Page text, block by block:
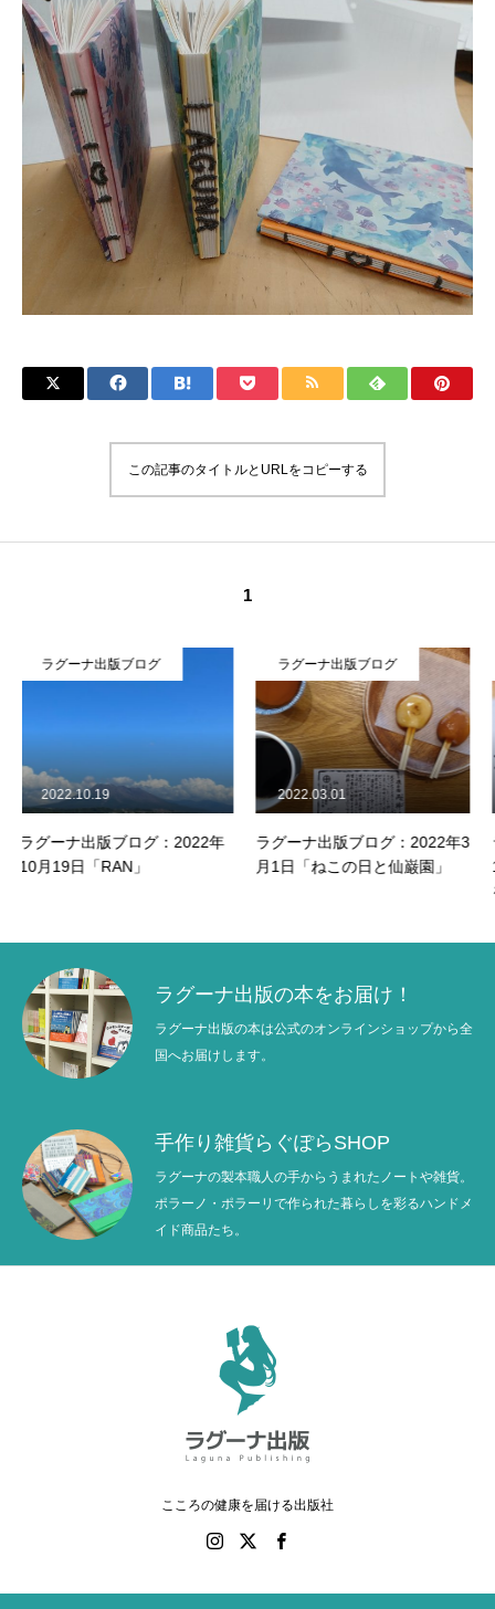
アクセス
個人情報保護方針
この記事のタイトルとURLをコピーする
1
年
ラグーナ出版ブログ
ラグーナ出版ブログ：2022年3
月1日「ねこの日と仙巌園」
2022.03.01
ラグーナ出版ブログ
ラグーナ出版ブログ：
11月05日「祝！坂本先生
2021.11.05
ラグーナ出版の本をお届け！
ラグーナ出版の本は公式のオンラインショップから全
国へお届けします。
手作り雑貨らぐぽらSHOP
ラグーナの製本職人の手からうまれたノートや雑貨。
ポラーノ・ポラーリで作られた暮らしを彩るハンドメ
イド商品たち。
こころの健康を届ける出版社